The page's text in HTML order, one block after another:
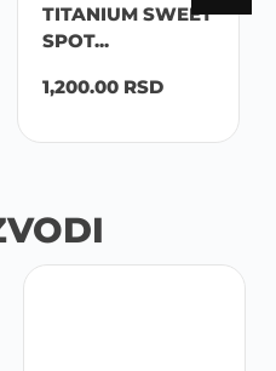
TITANIUM SWEET
SPOT...
1,200.00 RSD